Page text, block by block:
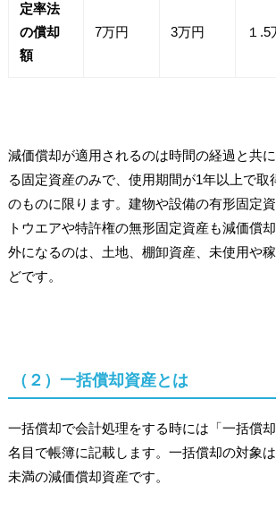
定率法
の償却
額
7万円 3万円 １.5
減価償却が適用されるのは時間の経過と共
る固定資産のみで、使用期間が1年以上で取
のものに限ります。建物や設備の有形固定
トウエアや特許権の無形固定資産も減価償
外になるのは、土地、棚卸資産、未使用や
どです。
（２）一括償却資産とは
一括償却で会計処理をする時には「一括償
名目で帳簿に記載します。一括償却の対象
未満の減価償却資産です。